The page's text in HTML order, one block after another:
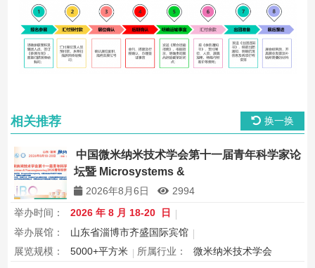
相关推荐 换一换
中国微米纳米技术学会第十一届青年科学家论
坛暨 Microsystems &
Nanoengineering2026 青年科学家研讨会
2026年8月6日
2994
举办时间：
2026 年 8 月 18-20 日
举办展馆：
山东省淄博市齐盛国际宾馆
展览规模：
5000+平方米 所属行业： 微米纳米技术学会